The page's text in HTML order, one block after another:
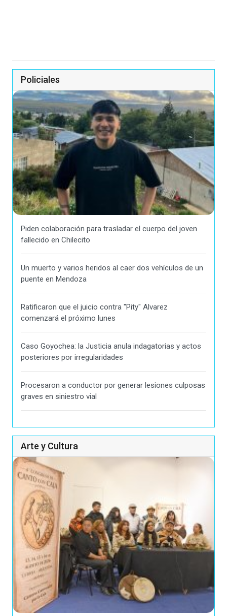
Policiales
Piden colaboración para trasladar el cuerpo del joven
fallecido en Chilecito
Un muerto y varios heridos al caer dos vehículos de un
puente en Mendoza
Ratificaron que el juicio contra "Pity" Alvarez
comenzará el próximo lunes
Caso Goyochea: la Justicia anula indagatorias y actos
posteriores por irregularidades
Procesaron a conductor por generar lesiones culposas
graves en siniestro vial
Arte y Cultura